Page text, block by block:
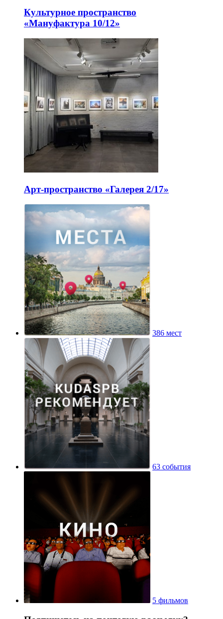
Культурное пространство
«Мануфактура 10/12»
Арт-пространство «Галерея 2/17»
386 мест
63 события
5 фильмов